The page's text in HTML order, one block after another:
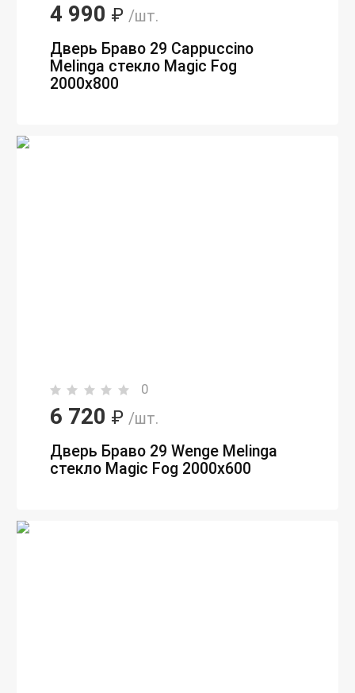
4 990 ₽ /шт.
Дверь Браво 29 Cappuccino
Melinga стекло Magic Fog
2000х800
0
6 720 ₽ /шт.
Дверь Браво 29 Wenge Melinga
стекло Magic Fog 2000х600